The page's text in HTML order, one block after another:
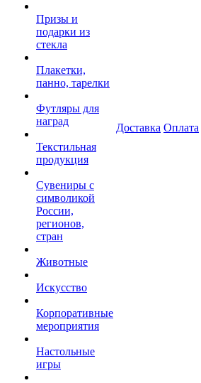
Призы и
подарки из
стекла
Плакетки,
панно, тарелки
Футляры для
наград
Текстильная
продукция
Сувениры с
символикой
России,
регионов,
стран
Животные
Искусство
Корпоративные
мероприятия
Настольные
игры
Доставка Оплата